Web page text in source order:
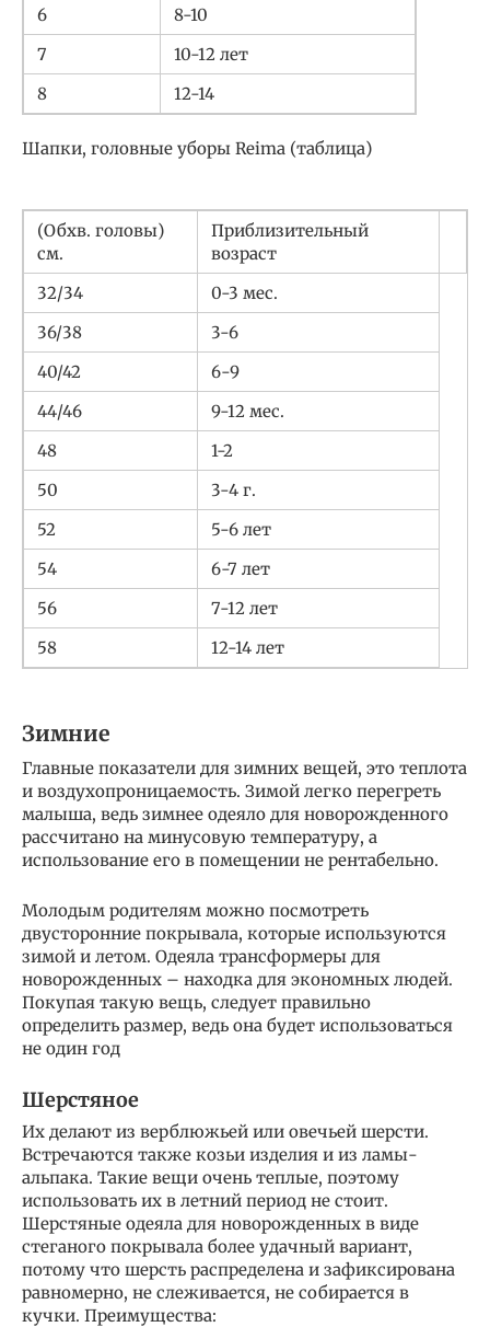
6
8-10
7
10-12 лет
8
12-14
Шапки, головные уборы Reima (таблица)
(Обхв. головы)
см.
Приблизительный
возраст
32/34
0-3 мес.
36/38
3-6
40/42
6-9
44/46
9-12 мес.
48
1-2
50
3-4 г.
52
5-6 лет
54
6-7 лет
56
7-12 лет
58
12-14 лет
Зимние
Главные показатели для зимних вещей, это теплота
и воздухопроницаемость. Зимой легко перегреть
малыша, ведь зимнее одеяло для новорожденного
рассчитано на минусовую температуру, а
использование его в помещении не рентабельно.
Молодым родителям можно посмотреть
двусторонние покрывала, которые используются
зимой и летом. Одеяла трансформеры для
новорожденных – находка для экономных людей.
Покупая такую вещь, следует правильно
определить размер, ведь она будет использоваться
не один год
Шерстяное
Их делают из верблюжьей или овечьей шерсти.
Встречаются также козьи изделия и из ламы-
альпака. Такие вещи очень теплые, поэтому
использовать их в летний период не стоит.
Шерстяные одеяла для новорожденных в виде
стеганого покрывала более удачный вариант,
потому что шерсть распределена и зафиксирована
равномерно, не слеживается, не собирается в
кучки. Преимущества: